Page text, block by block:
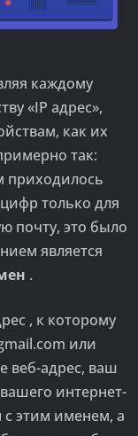
каждому
«IP адрес»,
как их
так:
приходилось
только для
почту, это было
является
.
, к которому
или
веб-адрес, ваш
интернет-
с этим именем, а